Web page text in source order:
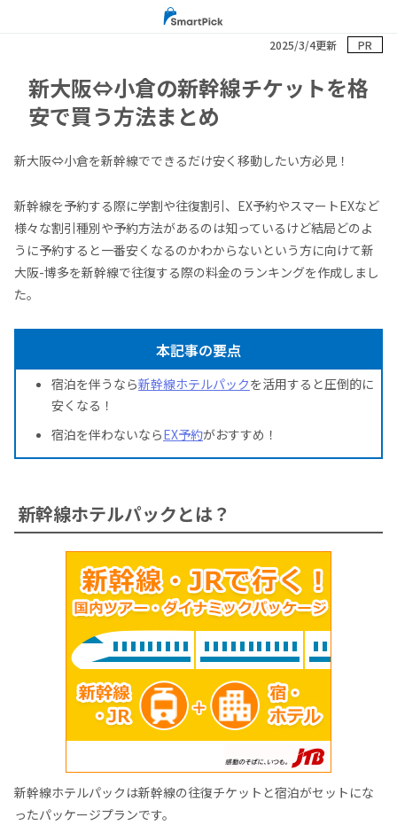
2025/3/4更新 PR
新大阪⇔小倉の新幹線チケットを格
安で買う方法まとめ
新大阪⇔小倉を新幹線でできるだけ安く移動したい方必見！
新幹線を予約する際に学割や往復割引、EX予約やスマートEXなど
様々な割引種別や予約方法があるのは知っているけど結局どのよ
うに予約すると一番安くなるのかわからないという方に向けて新
大阪-博多を新幹線で往復する際の料金のランキングを作成しまし
た。
本記事の要点
宿泊を伴うなら新幹線ホテルパックを活用すると圧倒的に
安くなる！
宿泊を伴わないならEX予約がおすすめ！
新幹線ホテルパックとは？
新幹線ホテルパックは新幹線の往復チケットと宿泊がセットにな
ったパッケージプランです。